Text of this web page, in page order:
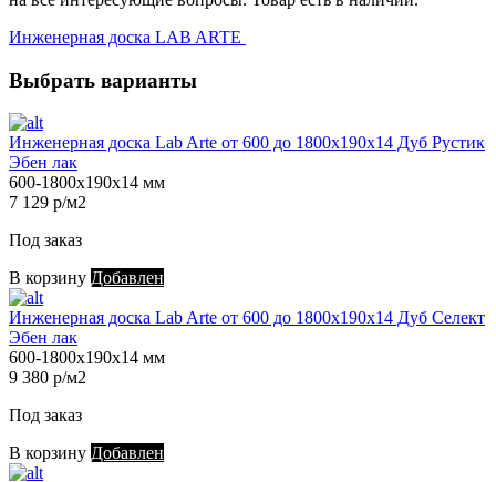
Инженерная доска LAB ARTE
Выбрать варианты
Инженерная доска Lab Arte от 600 до 1800х190х14 Дуб Рустик
Эбен лак
600-1800х190х14 мм
7 129 р/м2
Под заказ
В корзину Добавлен
Инженерная доска Lab Arte от 600 до 1800х190х14 Дуб Селект
Эбен лак
600-1800х190х14 мм
9 380 р/м2
Под заказ
В корзину Добавлен